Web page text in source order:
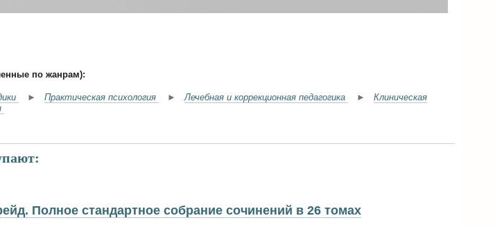
по жанрам):
► Практическая психология ► Лечебная и коррекционная педагогика ► Клиническая
Полное стандартное собрание сочинений в 26 томах